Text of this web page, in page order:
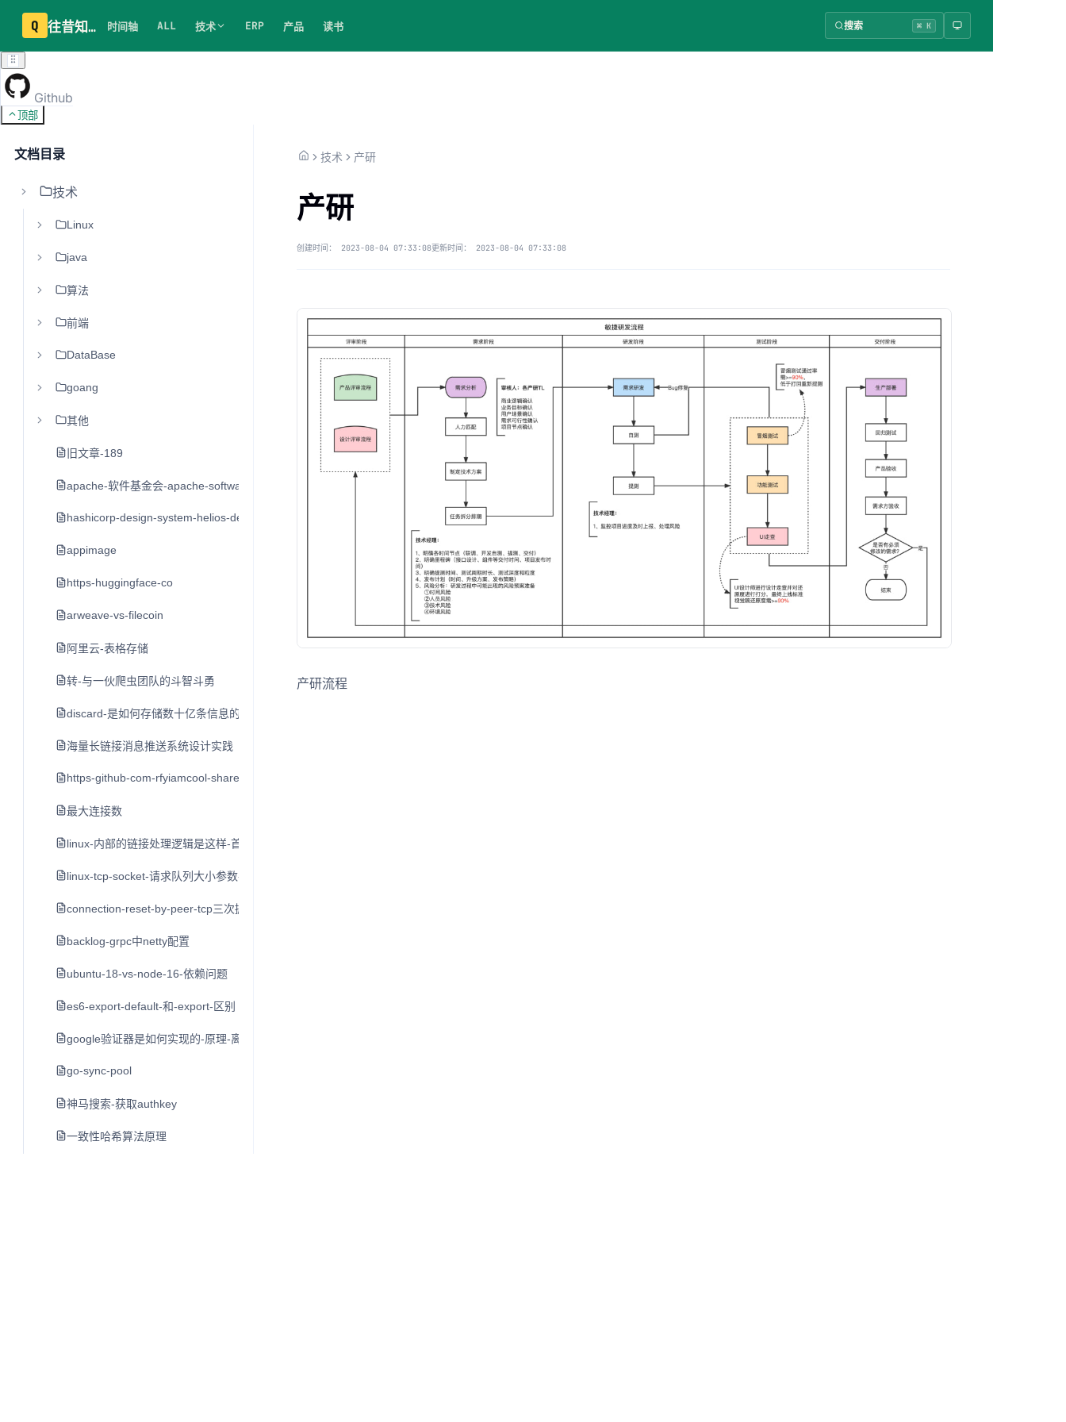
Q 往昔知识库 时间轴 ALL 技术 ERP 产品 读书 搜索 ⌘ K
Github
顶部
文档目录
技术
Linux
java
算法
前端
DataBase
goang
其他
旧文章-189
apache-软件基金会-apache-software-foundation-asf
hashicorp-design-system-helios-design-system
appimage
https-huggingface-co
arweave-vs-filecoin
阿里云-表格存储
转-与一伙爬虫团队的斗智斗勇
discard-是如何存储数十亿条信息的-by-bo-ingram-cointime
海量长链接消息推送系统设计实践
https-github-com-rfyiamcool-share-ppt
最大连接数
linux-内部的链接处理逻辑是这样-首先接到-syn-后-创立一个-sock-放入半连接队列-然后回复-syn-ack-三次握手完毕后-放入全链接队列-ac
linux-tcp-socket-请求队列大小参数-backlog
connection-reset-by-peer-tcp三次握手后服务端发送rst
backlog-grpc中netty配置
ubuntu-18-vs-node-16-依赖问题
es6-export-default-和-export-区别
google验证器是如何实现的-原理-离线使用
go-sync-pool
神马搜索-获取authkey
一致性哈希算法原理
技术 产研
产研
创建时间： 2023-08-04 07:33:08更新时间： 2023-08-04 07:33:08
产研流程